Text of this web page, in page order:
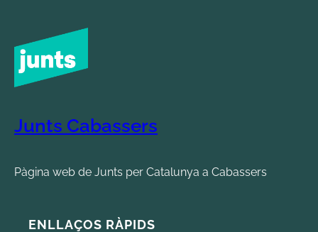
Junts Cabassers
Pàgina web de Junts per Catalunya a Cabassers
ENLLAÇOS RÀPIDS